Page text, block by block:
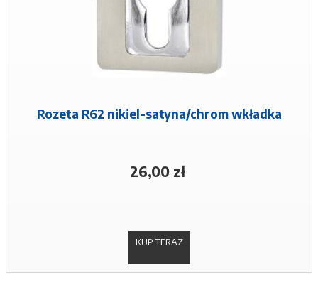
Rozeta R62 nikiel-satyna/chrom wkładka
26,00 zł
KUP TERAZ